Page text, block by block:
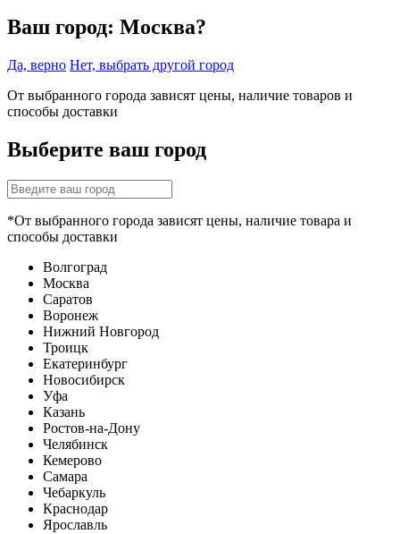
Ваш город: Москва?
Да, верно Нет, выбрать другой город
От выбранного города зависят цены, наличие товаров и
способы доставки
Выберите ваш город
*От выбранного города зависят цены, наличие товара и
способы доставки
Волгоград
Москва
Саратов
Воронеж
Нижний Новгород
Троицк
Екатеринбург
Новосибирск
Уфа
Казань
Ростов-на-Дону
Челябинск
Кемерово
Самара
Чебаркуль
Краснодар
Ярославль